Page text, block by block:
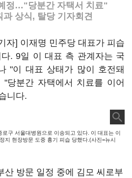
정…"당분간 자택서 치료"
상식, 탈당 기자회견
자] 이재명 민주당 대표가 피습
. 9일 이 대표 측 관계자는 국
"이 대표 상태가 많이 호전돼
당분간 자택에서 치료를 이어
니다.
구 서울대병원으로 이송되고 있다. 이 대표는 이
지 현장방문 도중 흉기 피습 당했다.(사진=뉴시
산 방문 일정 중에 김모 씨로부